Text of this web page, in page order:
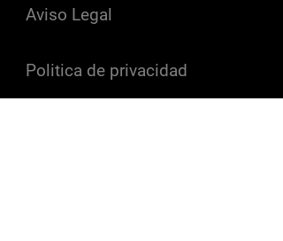
Aviso Legal
Politica de privacidad